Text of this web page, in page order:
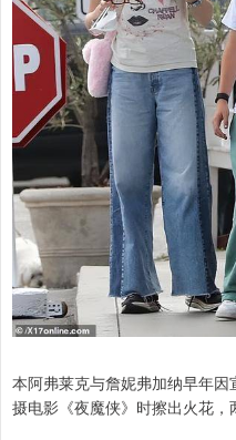
本阿弗莱克与詹妮弗加纳早年
摄电影《夜魔侠》时擦出火花，